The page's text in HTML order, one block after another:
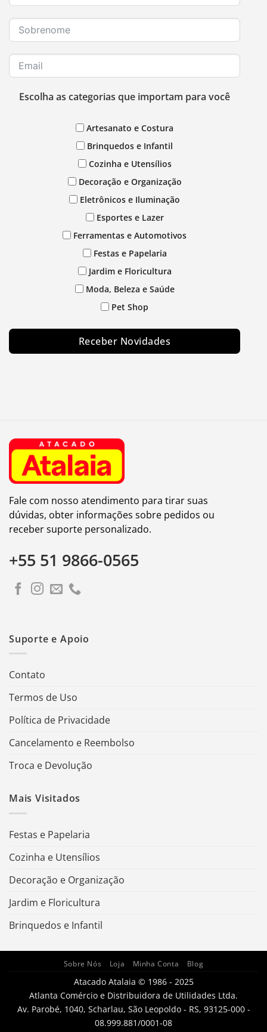
Escolha as categorias que importam para você
Artesanato e Costura
Brinquedos e Infantil
Cozinha e Utensílios
Decoração e Organização
Eletrônicos e Iluminação
Esportes e Lazer
Ferramentas e Automotivos
Festas e Papelaria
Jardim e Floricultura
Moda, Beleza e Saúde
Pet Shop
Receber Novidades
Fale com nosso atendimento para tirar suas
dúvidas, obter informações sobre pedidos ou
receber suporte personalizado.
+55 51 9866-0565
Suporte e Apoio
Contato
Termos de Uso
Política de Privacidade
Cancelamento e Reembolso
Troca e Devolução
Mais Visitados
Festas e Papelaria
Cozinha e Utensílios
Decoração e Organização
Jardim e Floricultura
Brinquedos e Infantil
Sobre Nós Loja Minha Conta Blog
Atacado Atalaia © 1986 - 2025
Atlanta Comércio e Distribuidora de Utilidades Ltda.
Av. Parobé, 1040, Scharlau, São Leopoldo - RS, 93125-000 -
08.999.881/0001-08